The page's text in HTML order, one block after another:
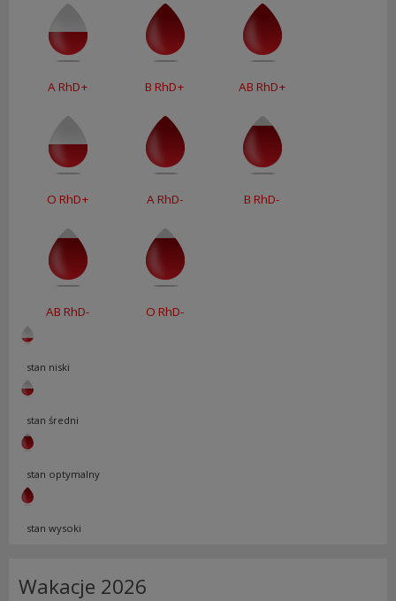
A RhD+ B RhD+ AB RhD+
O RhD+ A RhD- B RhD-
AB RhD- O RhD-
stan niski
stan średni
stan optymalny
stan wysoki
Wakacje 2026